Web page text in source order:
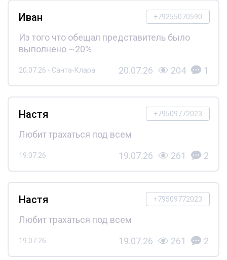
+79255070590
Иван
Из того что обещал представитель было
выполнено ~20%
20.07.26 - Санта-Клара 20.07.26 204 1
+79509772023
Настя
Любит трахаться под всем
19.07.26 19.07.26 261 2
+79509772023
Настя
Любит трахаться под всем
19.07.26 19.07.26 261 2